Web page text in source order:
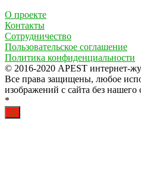
О проекте
Контакты
Сотрудничество
Пользовательское соглашение
Политика конфиденциальности
© 2016-2020 APEST интернет-
Все права защищены, любое
изображений с сайта без нашего
*